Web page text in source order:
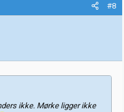
#8
ikke. Mørke ligger ikke